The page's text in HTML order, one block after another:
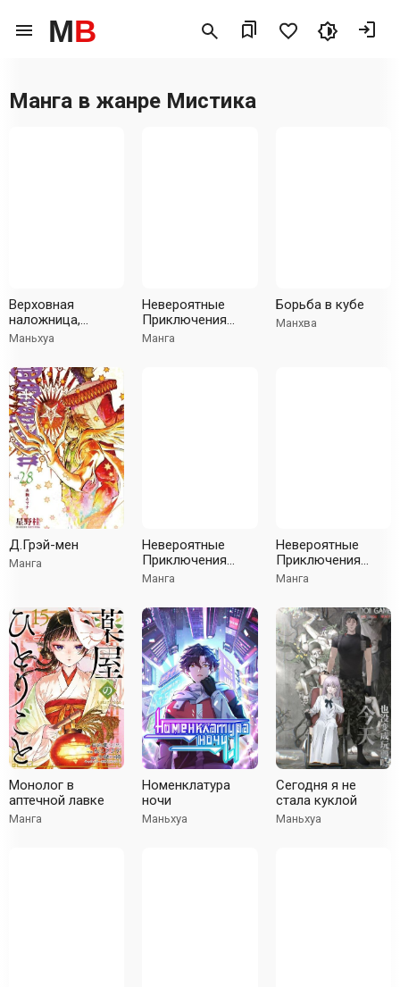
MB
Манга в жанре Мистика
Верховная
наложница,
идущая против
небес
Маньхуа
Невероятные
Приключения
ДжоДжо Часть 7:
Манга
Борьба в кубе
Манхва
Д.Грэй-мен
Манга
Невероятные
Приключения
ДжоДжо Часть 8:
Манга
Невероятные
Приключения
ДжоДжо часть 3:
Звездной Пыли (В
цвете)
Манга
Монолог в
аптечной лавке
Манга
Номенклатура
ночи
Маньхуа
Сегодня я не
стала куклой
Маньхуа